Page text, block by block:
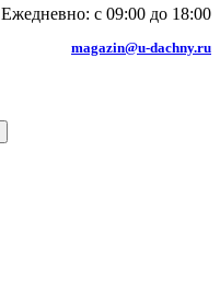
Ежедневно: с 09:00 до 18:00
magazin@u-dachny.ru